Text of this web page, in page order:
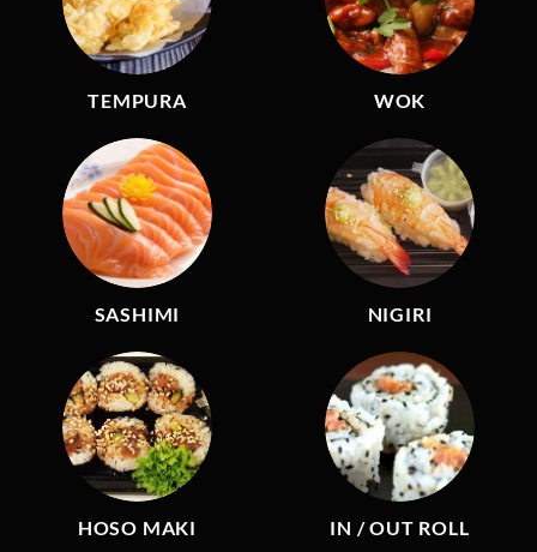
TEMPURA WOK
SASHIMI NIGIRI
HOSO MAKI IN / OUT ROLL